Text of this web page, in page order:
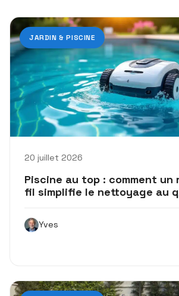
JARDIN & PISCINE
20 juillet 2026
Piscine au top : comment un
fil simplifie le nettoyage au
Yves